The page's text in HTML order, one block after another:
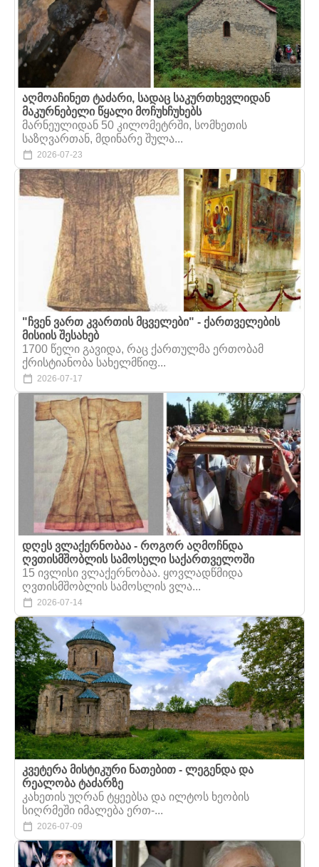
აღმოაჩინეთ ტაძარი, სადაც საკურთხევლიდან
მაკურნებელი წყალი მოჩუხჩუხებს
მარნეულიდან 50 კილომეტრში, სომხეთის
საზღვართან, მდინარე შულა...
2026-07-23
"ჩვენ ვართ კვართის მცველები" - ქართველების
მისიის შესახებ
1700 წელი გავიდა, რაც ქართულმა ერთობამ
ქრისტიანობა სახელმწიფ...
2026-07-17
დღეს ვლაქერნობაა - როგორ აღმოჩნდა
ღვთისმშობლის სამოსელი საქართველოში
15 ივლისი ვლაქერნობაა. ყოვლადწმიდა
ღვთისმშობლის სამოსლის ვლა...
2026-07-14
კვეტერა მისტიკური ნათებით - ლეგენდა და
რეალობა ტაძარზე
კახეთის უღრან ტყეებსა და ილტოს ხეობის
სიღრმეში იმალება ერთ-...
2026-07-09